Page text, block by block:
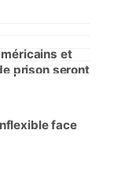
et
prison seront
face